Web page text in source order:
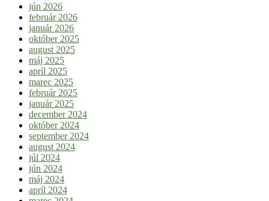
jún 2026
február 2026
január 2026
október 2025
august 2025
máj 2025
apríl 2025
marec 2025
február 2025
január 2025
december 2024
október 2024
september 2024
august 2024
júl 2024
jún 2024
máj 2024
apríl 2024